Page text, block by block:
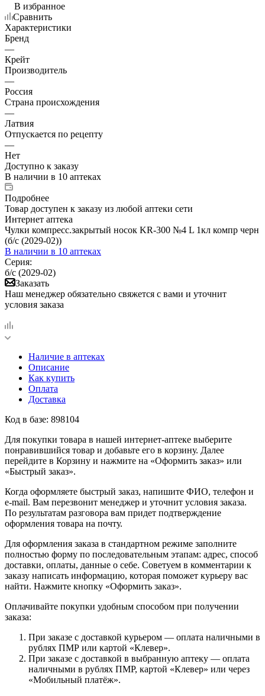
В избранное
Сравнить
Характеристики
Бренд
—
Крейт
Производитель
—
Россия
Страна происхождения
—
Латвия
Отпускается по рецепту
—
Нет
Доступно к заказу
В наличии в 10 аптеках
Подробнее
Товар доступен к заказу из любой аптеки сети
Интернет аптека
Чулки компресс.закрытый носок KR-300 №4 L 1кл компр черн
(б/с (2029-02))
В наличии в 10 аптеках
Серия:
б/с (2029-02)
Заказать
Наш менеджер обязательно свяжется с вами и уточнит
условия заказа
Наличие в аптеках
Описание
Как купить
Оплата
Доставка
Код в базе: 898104
Для покупки товара в нашей интернет-аптеке выберите
понравившийся товар и добавьте его в корзину. Далее
перейдите в Корзину и нажмите на «Оформить заказ» или
«Быстрый заказ».
Когда оформляете быстрый заказ, напишите ФИО, телефон и
e-mail. Вам перезвонит менеджер и уточнит условия заказа.
По результатам разговора вам придет подтверждение
оформления товара на почту.
Для оформления заказа в стандартном режиме заполните
полностью форму по последовательным этапам: адрес, способ
доставки, оплаты, данные о себе. Советуем в комментарии к
заказу написать информацию, которая поможет курьеру вас
найти. Нажмите кнопку «Оформить заказ».
Оплачивайте покупки удобным способом при получении
заказа:
При заказе с доставкой курьером — оплата наличными в
рублях ПМР или картой «Клевер».
При заказе с доставкой в выбранную аптеку — оплата
наличными в рублях ПМР, картой «Клевер» или через
«Мобильный платёж».